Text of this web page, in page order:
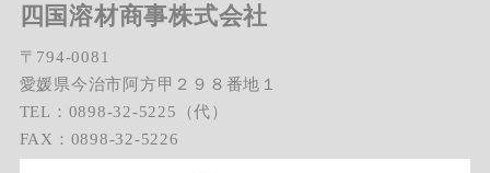
四国溶材商事株式会社
〒794-0081
愛媛県今治市阿方甲２９８番地１
TEL：0898-32-5225（代）
FAX：0898-32-5226